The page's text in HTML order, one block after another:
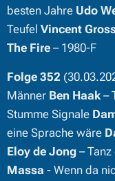
besten Jahre Udo
Teufel Vincent
The Fire – 1980-F
Folge 352
Männer Ben Haak–
Stumme Signale
eine Sprache wäre
Eloy de Jong –
Massa - Wenn da